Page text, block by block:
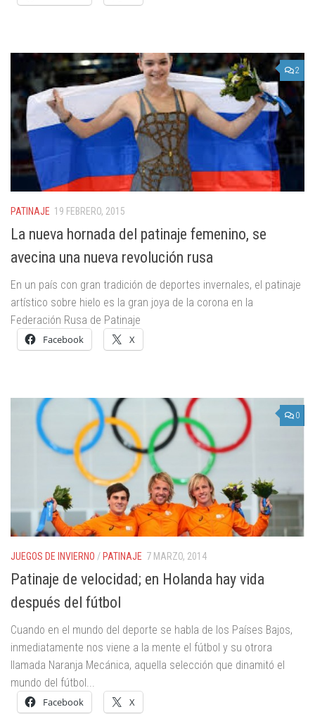
2
PATINAJE 19 FEBRERO, 2015
La nueva hornada del patinaje femenino, se
avecina una nueva revolución rusa
En un país con gran tradición de deportes invernales, el patinaje
artístico sobre hielo es la gran joya de la corona en la
Federación Rusa de Patinaje
Facebook X
0
JUEGOS DE INVIERNO / PATINAJE 7 MARZO, 2014
Patinaje de velocidad; en Holanda hay vida
después del fútbol
Cuando en el mundo del deporte se habla de los Países Bajos,
inmediatamente nos viene a la mente el fútbol y su otrora
llamada Naranja Mecánica, aquella selección que dinamitó el
mundo del fútbol...
Facebook X